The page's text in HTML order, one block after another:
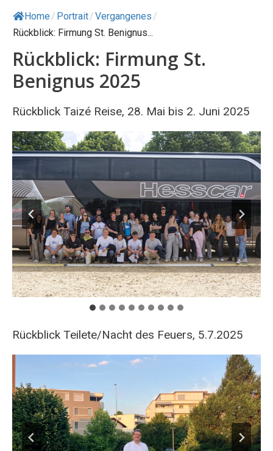
Home / Portrait/Vergangenes /
Rückblick: Firmung St. Benignus...
Rückblick: Firmung St.
Benignus 2025
Rückblick Taizé Reise, 28. Mai bis 2. Juni 2025
Rückblick Teilete/Nacht des Feuers, 5.7.2025